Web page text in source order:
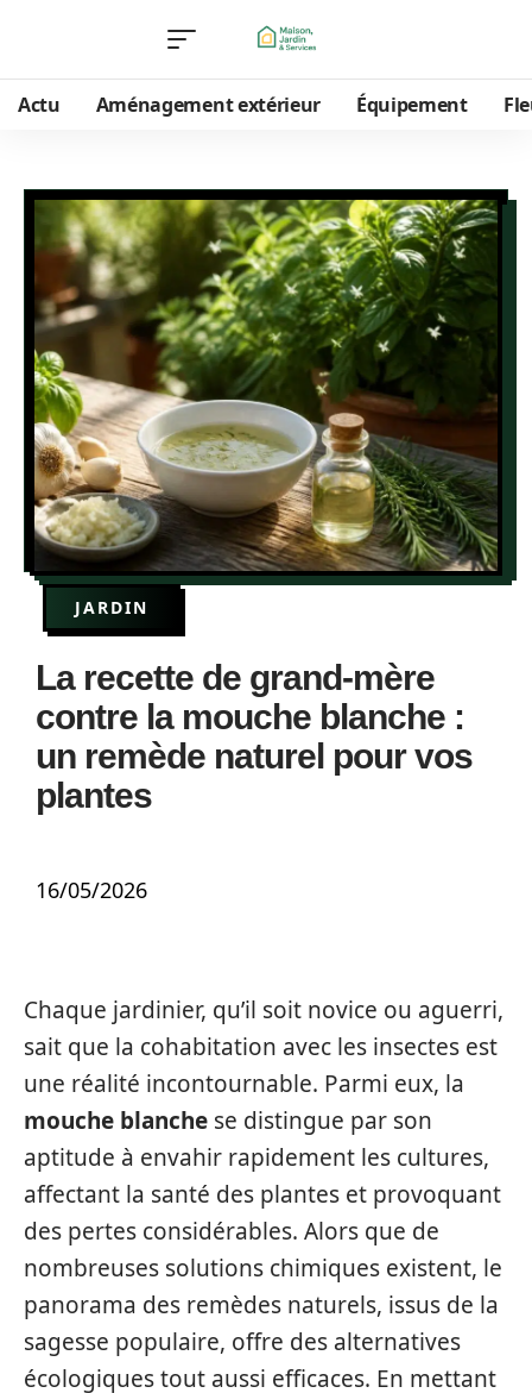
Actu Aménagement extérieur Équipement
JARDIN
La recette de grand-mère
contre la mouche blanche :
un remède naturel pour vos
plantes
16/05/2026
Chaque jardinier, qu’il soit novice ou aguerri,
sait que la cohabitation avec les insectes est
une réalité incontournable. Parmi eux, la
mouche blanche se distingue par son
aptitude à envahir rapidement les cultures,
affectant la santé des plantes et provoquant
des pertes considérables. Alors que de
nombreuses solutions chimiques existent, le
panorama des remèdes naturels, issus de la
sagesse populaire, offre des alternatives
écologiques tout aussi efficaces. En mettant